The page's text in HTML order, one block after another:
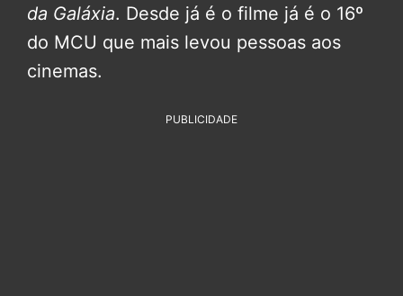
da Galáxia. Desde já é o filme já é o 16º
do MCU que mais levou pessoas aos
cinemas.
PUBLICIDADE